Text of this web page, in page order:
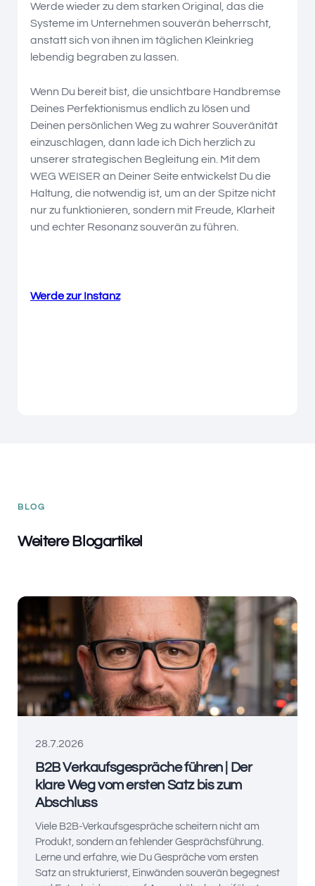
Werde wieder zu dem starken Original, das die
Systeme im Unternehmen souverän beherrscht,
anstatt sich von ihnen im täglichen Kleinkrieg
lebendig begraben zu lassen.
Wenn Du bereit bist, die unsichtbare Handbremse
Deines Perfektionismus endlich zu lösen und
Deinen persönlichen Weg zu wahrer Souveränität
einzuschlagen, dann lade ich Dich herzlich zu
unserer strategischen Begleitung ein. Mit dem
WEG WEISER an Deiner Seite entwickelst Du die
Haltung, die notwendig ist, um an der Spitze nicht
nur zu funktionieren, sondern mit Freude, Klarheit
und echter Resonanz souverän zu führen.
Werde zur Instanz
BLOG
Weitere Blogartikel
28.7.2026
B2B Verkaufsgespräche führen | Der
klare Weg vom ersten Satz bis zum
Abschluss
Viele B2B-Verkaufsgespräche scheitern nicht am
Produkt, sondern an fehlender Gesprächsführung.
Lerne und erfahre, wie Du Gespräche vom ersten
Satz an strukturierst, Einwänden souverän begegnest